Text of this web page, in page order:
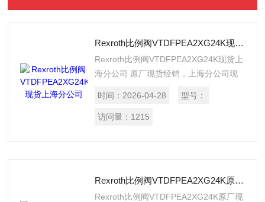
Rexroth比例阀VTDFPEA2XG24K现货上海分公司
Rexroth比例阀VTDFPEA2XG24K现货上
海分公司 原厂现货经销，上海分公司现
提供报关单。
时间： 2026-04-28 型号：
访问量： 1215
Rexroth比例阀VTDFPEA2XG24K原厂现货经销
Rexroth比例阀VTDFPEA2XG24K原厂现